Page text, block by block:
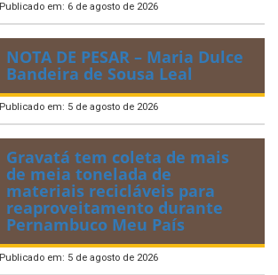
Publicado em: 6 de agosto de 2026
NOTA DE PESAR – Maria Dulce
Bandeira de Sousa Leal
Publicado em: 5 de agosto de 2026
Gravatá tem coleta de mais
de meia tonelada de
materiais recicláveis para
reaproveitamento durante
Pernambuco Meu País
Publicado em: 5 de agosto de 2026